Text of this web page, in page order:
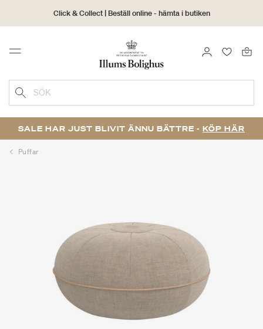
Click & Collect | Beställ online - hämta i butiken
30 dagars returrätt
Menu LOGGA IN
SÖK
SALE HAR JUST BLIVIT ÄNNU BÄTTRE - KÖP HÄR
Puffar